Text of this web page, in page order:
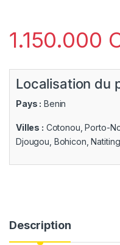
1.150.000
Localisation du
Pays : Benin
Villes : Cotonou, Porto-
Djougou, Bohicon,
Description